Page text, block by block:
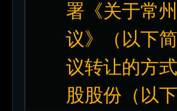
署《关于常
议》（以下
议转让的方
股股份（以